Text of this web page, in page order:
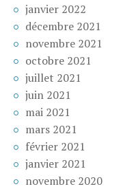
janvier 2022
décembre 2021
novembre 2021
octobre 2021
juillet 2021
juin 2021
mai 2021
mars 2021
février 2021
janvier 2021
novembre 2020